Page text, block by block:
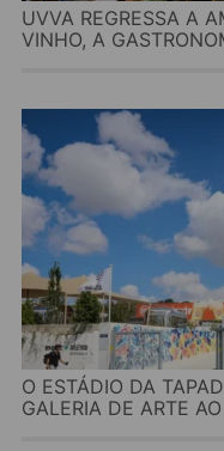
UVVA REGRESSA A
VINHO, A
O ESTÁDIO DA
GALERIA DE ARTE